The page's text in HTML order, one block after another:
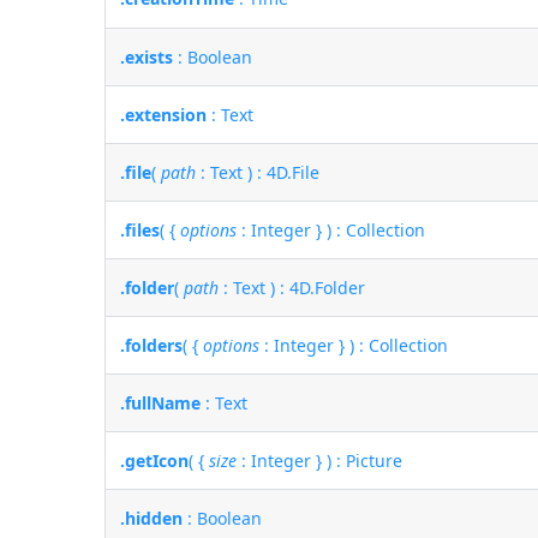
.exists : Boolean
.extension : Text
.file(path : Text ) : 4D.File
.files( {options : Integer } ) : Collection
.folder(path : Text ) : 4D.Folder
.folders( {options : Integer } ) : Collection
.fullName : Text
.getIcon( {size : Integer } ) : Picture
.hidden : Boolean